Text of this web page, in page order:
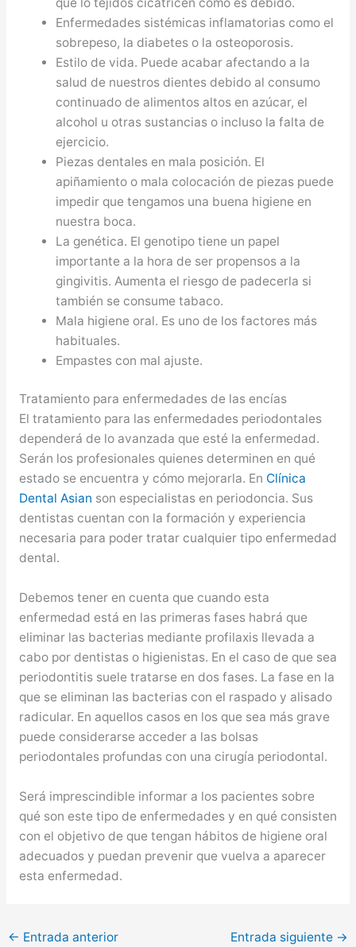
Enfermedades sistémicas inflamatorias como el
sobrepeso, la diabetes o la osteoporosis.
Estilo de vida. Puede acabar afectando a la
salud de nuestros dientes debido al consumo
continuado de alimentos altos en azúcar, el
alcohol u otras sustancias o incluso la falta de
ejercicio.
Piezas dentales en mala posición. El
apiñamiento o mala colocación de piezas puede
impedir que tengamos una buena higiene en
nuestra boca.
La genética. El genotipo tiene un papel
importante a la hora de ser propensos a la
gingivitis. Aumenta el riesgo de padecerla si
también se consume tabaco.
Mala higiene oral. Es uno de los factores más
habituales.
Empastes con mal ajuste.
Tratamiento para enfermedades de las encías
El tratamiento para las enfermedades periodontales
dependerá de lo avanzada que esté la enfermedad.
Serán los profesionales quienes determinen en qué
estado se encuentra y cómo mejorarla. En Clínica
Dental Asian son especialistas en periodoncia. Sus
dentistas cuentan con la formación y experiencia
necesaria para poder tratar cualquier tipo enfermedad
dental.
Debemos tener en cuenta que cuando esta
enfermedad está en las primeras fases habrá que
eliminar las bacterias mediante profilaxis llevada a
cabo por dentistas o higienistas. En el caso de que sea
periodontitis suele tratarse en dos fases. La fase en la
que se eliminan las bacterias con el raspado y alisado
radicular. En aquellos casos en los que sea más grave
puede considerarse acceder a las bolsas
periodontales profundas con una cirugía periodontal.
Será imprescindible informar a los pacientes sobre
qué son este tipo de enfermedades y en qué consisten
con el objetivo de que tengan hábitos de higiene oral
adecuados y puedan prevenir que vuelva a aparecer
esta enfermedad.
← Entrada anterior Entrada siguiente →